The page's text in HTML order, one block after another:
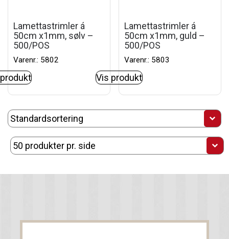
Lamettastrimler á
50cm x1mm, sølv –
500/POS
Varenr.: 5802
Lamettastrimler á
50cm x1mm, guld –
500/POS
Varenr.: 5803
Vis produkt